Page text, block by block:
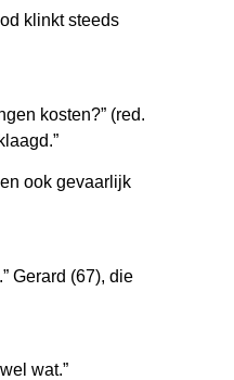
klinkt steeds
kosten?” (red.
ook gevaarlijk
Gerard (67), die
wat.”